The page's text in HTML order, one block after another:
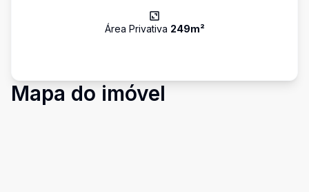
Área Privativa 249m²
Mapa do imóvel